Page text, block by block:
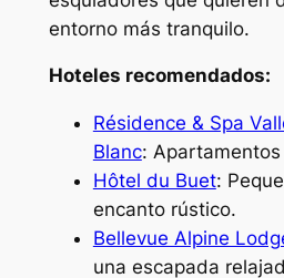
entorno más tranquilo.
Hoteles recomendados:
Résidence & Spa
Blanc:
Hôtel du Buet:
encanto rústico.
Bellevue Alpine
una escapada